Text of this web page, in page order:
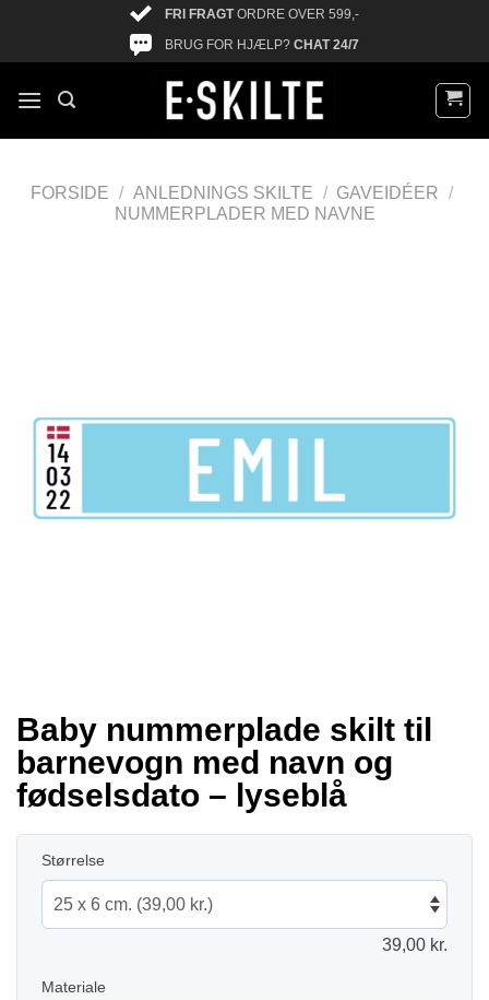
FRI FRAGTORDRE OVER 599,-
BRUG FOR HJÆLP? CHAT 24/7
FORSIDE / ANLEDNINGS SKILTE / GAVEIDÉER /
NUMMERPLADER MED NAVNE
Baby nummerplade skilt til
barnevogn med navn og
fødselsdato – lyseblå
Størrelse
39,00 kr.
Materiale